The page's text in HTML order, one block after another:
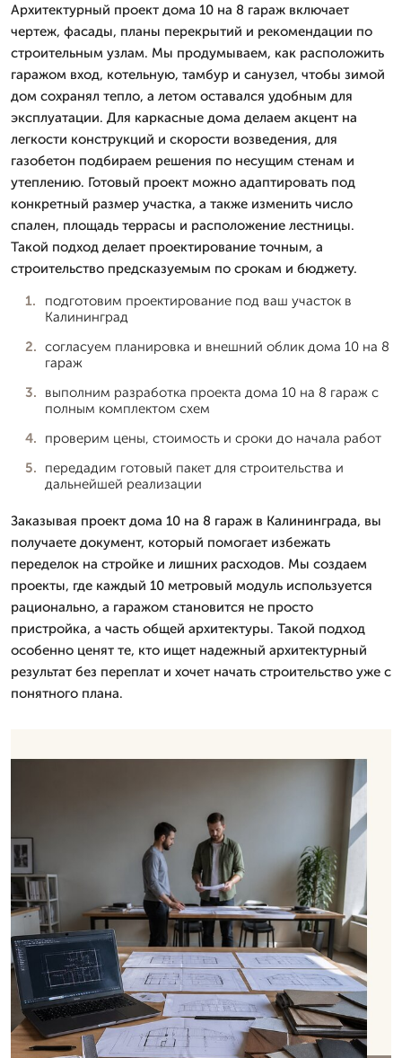
Архитектурный проект дома 10 на 8 гараж включает
чертеж, фасады, планы перекрытий и рекомендации по
строительным узлам. Мы продумываем, как расположить
гаражом вход, котельную, тамбур и санузел, чтобы зимой
дом сохранял тепло, а летом оставался удобным для
эксплуатации. Для каркасные дома делаем акцент на
легкости конструкций и скорости возведения, для
газобетон подбираем решения по несущим стенам и
утеплению. Готовый проект можно адаптировать под
конкретный размер участка, а также изменить число
спален, площадь террасы и расположение лестницы.
Такой подход делает проектирование точным, а
строительство предсказуемым по срокам и бюджету.
подготовим проектирование под ваш участок в
Калининград
согласуем планировка и внешний облик дома 10 на 8
гараж
выполним разработка проекта дома 10 на 8 гараж с
полным комплектом схем
проверим цены, стоимость и сроки до начала работ
передадим готовый пакет для строительства и
дальнейшей реализации
Заказывая проект дома 10 на 8 гараж в Калининграда, вы
получаете документ, который помогает избежать
переделок на стройке и лишних расходов. Мы создаем
проекты, где каждый 10 метровый модуль используется
рационально, а гаражом становится не просто
пристройка, а часть общей архитектуры. Такой подход
особенно ценят те, кто ищет надежный архитектурный
результат без переплат и хочет начать строительство уже с
понятного плана.